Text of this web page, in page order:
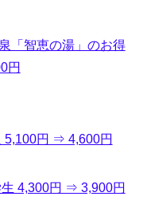
「智恵の湯」のお得
円
5,100円 ⇒ 4,600円
4,300円 ⇒ 3,900円